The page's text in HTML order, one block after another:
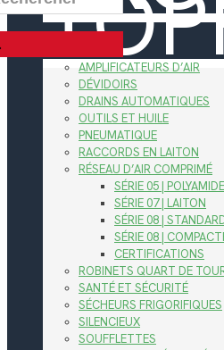
AMPLIFICATEURS D’AIR
DÉVIDOIRS
DRAINS AUTOMATIQUES
OUTILS ET HUILE
PNEUMATIQUE
RACCORDS EN LAITON
RÉSEAU D’AIR COMPRIMÉ
SÉRIE 05 | POLYAMIDE
SÉRIE 07 | LAITON
SÉRIE 08 |
SÉRIE 08 |
CERTIFICATIONS
ROBINETS QUART DE
SANTÉ ET SÉCURITÉ
SÉCHEURS FRIGORIFIQUES
SILENCIEUX
SOUFFLETTES